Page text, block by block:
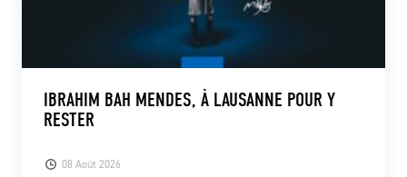
08 Août 2026
IBRAHIM BAH MENDES, À LAUSANNE POUR Y
RESTER